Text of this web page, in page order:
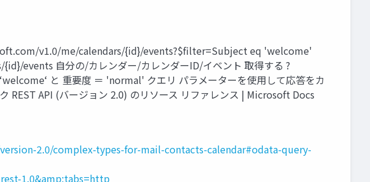
v1.0/me/calendars/{id}/events?$filter=Subject eq 'welcome'
events 自分の/カレンダー/カレンダーID/イベント 取得する ?
と 重要度 ＝ 'normal' クエリ パラメーターを使用して応答をカ
API (バージョン 2.0) のリソース リファレンス | Microsoft Docs
2.0/complex-types-for-mail-contacts-calendar#odata-query-
1.0&amp;tabs=http